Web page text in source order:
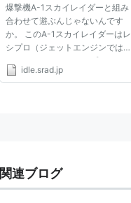
爆撃機A-1スカイレイダーと組み
合わせて遊ぶんじゃないんです
か。 このA-1スカイレイダーはレ
シプロ（ジェットエンジンではな
くガソリンエンジンでプロペラを
回して飛ぶ）攻撃機としてはきわ
idle.srad.jp
関連ブログ